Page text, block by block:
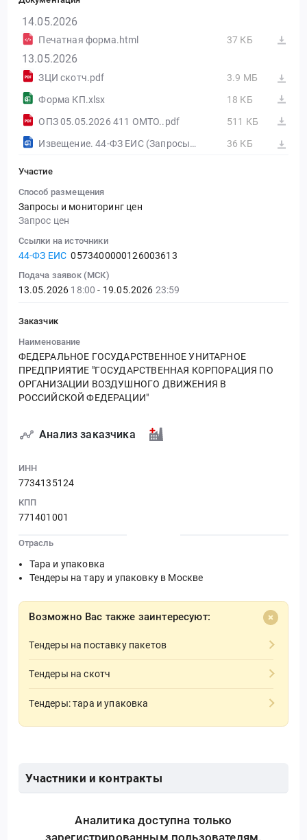
14.05.2026
Печатная форма.html 37 КБ
13.05.2026
ЗЦИ скотч.pdf
3.9 МБ
Форма КП.xlsx
18 КБ
ОПЗ 05.05.2026 411 ОМТО..pdf
511 КБ
Извещение. 44-ФЗ ЕИС (Запросы цен товаров, работ, услуг)
36 КБ
Участие
Способ размещения
Запросы и мониторинг цен
Запрос цен
Ссылки на источники
44-ФЗ ЕИС 0573400000126003613
Подача заявок (МСК)
13.05.2026 18:00 - 19.05.2026 23:59
Заказчик
Наименование
ФЕДЕРАЛЬНОЕ ГОСУДАРСТВЕННОЕ УНИТАРНОЕ
ПРЕДПРИЯТИЕ "ГОСУДАРСТВЕННАЯ КОРПОРАЦИЯ ПО
ОРГАНИЗАЦИИ ВОЗДУШНОГО ДВИЖЕНИЯ В
РОССИЙСКОЙ ФЕДЕРАЦИИ"
Анализ заказчика
ИНН
7734135124
КПП
771401001
Отрасль
Тара и упаковка
Тендеры на тару и упаковку в Москве
Возможно Вас также заинтересуют:
Тендеры на поставку пакетов
Тендеры на скотч
Тендеры: тара и упаковка
Участники и контракты
Аналитика доступна только